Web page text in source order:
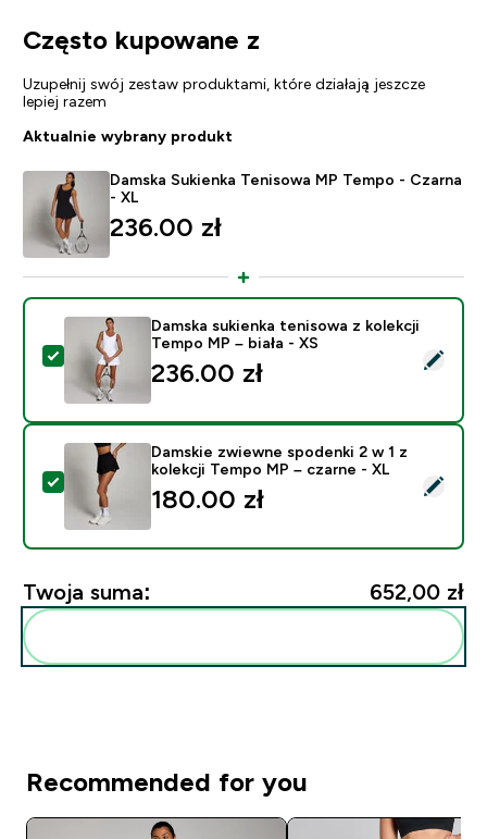
Często kupowane z
Uzupełnij swój zestaw produktami, które działają jeszcze
lepiej razem
Aktualnie wybrany produkt
Damska Sukienka Tenisowa MP Tempo - Czarna
- XL
236.00 zł‎
Wybierz ten produkt - Damska sukienka tenisowa z
Damska sukienka tenisowa z kolekcji
Tempo MP – biała - XS
236.00 zł‎
Wybierz ten produkt - Damskie zwiewne spodenki 2
Damskie zwiewne spodenki 2 w 1 z
kolekcji Tempo MP – czarne - XL
180.00 zł‎
Twoja suma: 652,00 zł‎
Recommended for you